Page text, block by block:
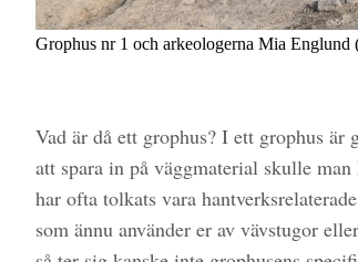
Grophus nr 1 och arkeologerna Mia
Vad är då ett grophus? I ett grophus
att spara in på väggmaterial skulle
har ofta tolkats vara
som ännu använder er av vävstugor